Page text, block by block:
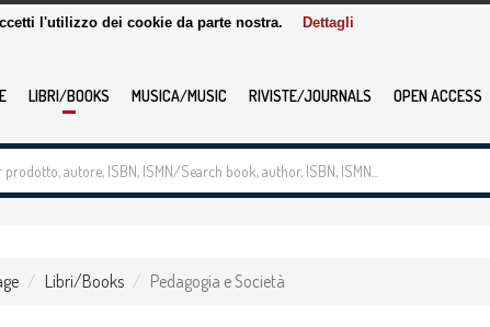
LIBRI/BOOKS MUSICA/MUSIC RIVISTE/JOURNALS OPEN ACCESS
Libri/Books Pedagogia e Società
l'utilizzo dei cookie da parte nostra. Dettagli